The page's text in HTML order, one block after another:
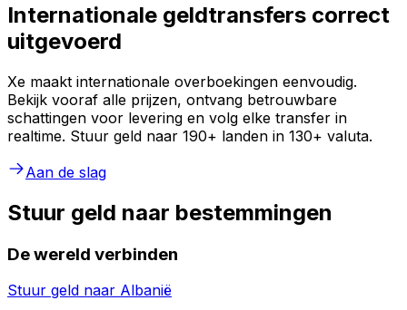
Internationale geldtransfers correct
uitgevoerd
Xe maakt internationale overboekingen eenvoudig.
Bekijk vooraf alle prijzen, ontvang betrouwbare
schattingen voor levering en volg elke transfer in
realtime. Stuur geld naar 190+ landen in 130+ valuta.
Aan de slag
Stuur geld naar bestemmingen
De wereld verbinden
Stuur geld naar Albanië